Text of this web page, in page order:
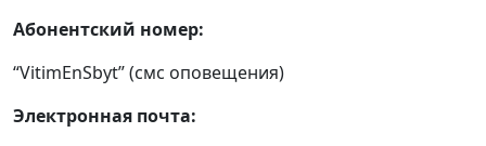
Абонентский номер:
“VitimEnSbyt” (смс оповещения)
Электронная почта: